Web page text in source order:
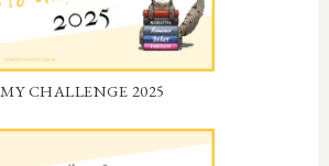
MY CHALLENGE 2025